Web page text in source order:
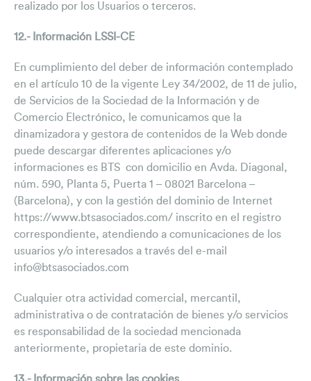
realizado por los Usuarios o terceros.
12.- Información LSSI-CE
En cumplimiento del deber de información contemplado
en el artículo 10 de la vigente Ley 34/2002, de 11 de julio,
de Servicios de la Sociedad de la Información y de
Comercio Electrónico, le comunicamos que la
dinamizadora y gestora de contenidos de la Web donde
puede descargar diferentes aplicaciones y/o
informaciones es BTS con domicilio en Avda. Diagonal,
núm. 590, Planta 5, Puerta 1 – 08021 Barcelona –
(Barcelona), y con la gestión del dominio de Internet
https://www.btsasociados.com/ inscrito en el registro
correspondiente, atendiendo a comunicaciones de los
usuarios y/o interesados a través del e-mail
info@btsasociados.com
Cualquier otra actividad comercial, mercantil,
administrativa o de contratación de bienes y/o servicios
es responsabilidad de la sociedad mencionada
anteriormente, propietaria de este dominio.